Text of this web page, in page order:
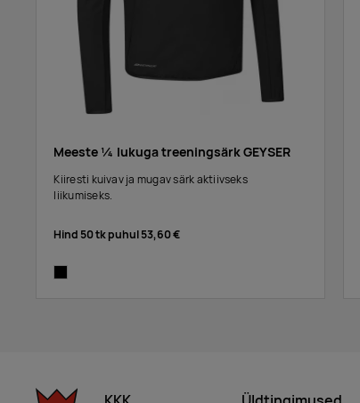
Meeste ¼ lukuga treeningsärk GEYSER
Kiiresti kuivav ja mugav särk aktiivseks
liikumiseks.
Hind 50 tk puhul53,60 €